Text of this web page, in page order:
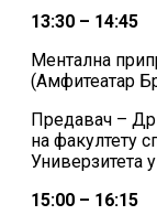
13:30 – 14:45
Ментална
(Амфитеатар
Предавач –
на факултету
Универзитета
15:00 – 16:15